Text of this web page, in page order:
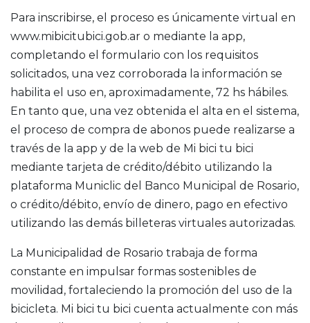
Para inscribirse, el proceso es únicamente virtual en
www.mibicitubici.gob.ar o mediante la app,
completando el formulario con los requisitos
solicitados, una vez corroborada la información se
habilita el uso en, aproximadamente, 72 hs hábiles.
En tanto que, una vez obtenida el alta en el sistema,
el proceso de compra de abonos puede realizarse a
través de la app y de la web de Mi bici tu bici
mediante tarjeta de crédito/débito utilizando la
plataforma Municlic del Banco Municipal de Rosario,
o crédito/débito, envío de dinero, pago en efectivo
utilizando las demás billeteras virtuales autorizadas.
La Municipalidad de Rosario trabaja de forma
constante en impulsar formas sostenibles de
movilidad, fortaleciendo la promoción del uso de la
bicicleta. Mi bici tu bici cuenta actualmente con más